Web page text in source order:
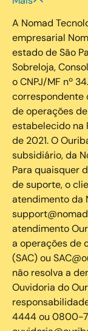
A Nomad
empresarial
estado de São
Sobreloja,
o CNPJ/MF nº
correspondente
de operações
estabelecido na
de 2021. O
subsidiário, da
Para quaisquer
de suporte, o
atendimento da
atendimento
a operações
(SAC) ou
não resolva a
Ouvidoria do
4444 ou 0800-